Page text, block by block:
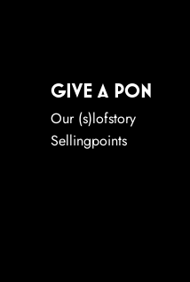
GIVE A PON
Our (s)lofstory
Sellingpoints